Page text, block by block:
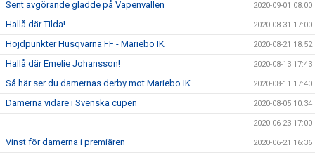
Sent avgörande gladde på Vapenvallen 2020-09-01 08:00
Hallå där Tilda! 2020-08-31 17:00
Höjdpunkter Husqvarna FF - Mariebo IK 2020-08-21 18:52
Hallå där Emelie Johansson! 2020-08-13 17:43
Så här ser du damernas derby mot Mariebo IK 2020-08-11 17:40
Damerna vidare i Svenska cupen 2020-08-05 10:34
2020-06-23 17:00
Vinst för damerna i premiären 2020-06-21 16:36